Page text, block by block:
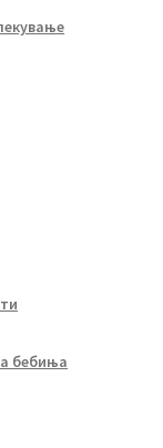
бебиња